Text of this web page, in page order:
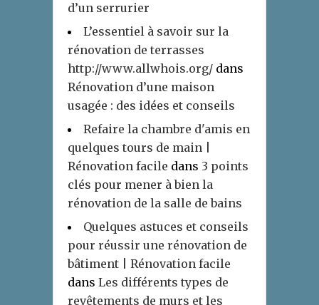
d’un serrurier
L’essentiel à savoir sur la
rénovation de terrasses
http://www.allwhois.org/ dans
Rénovation d’une maison
usagée : des idées et conseils
Refaire la chambre d'amis en
quelques tours de main |
Rénovation facile dans 3 points
clés pour mener à bien la
rénovation de la salle de bains
Quelques astuces et conseils
pour réussir une rénovation de
bâtiment | Rénovation facile
dans Les différents types de
revêtements de murs et les